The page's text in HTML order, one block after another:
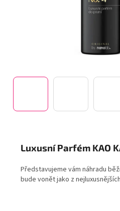
Luxusní Parfém KAO
Představujeme vám náhradu
bude vonět jako z